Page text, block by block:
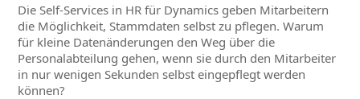
Die Self-Services in HR für Dynamics geben Mitarbeitern
die Möglichkeit, Stammdaten selbst zu pflegen. Warum
für kleine Datenänderungen den Weg über die
Personalabteilung gehen, wenn sie durch den Mitarbeiter
in nur wenigen Sekunden selbst eingepflegt werden
können?